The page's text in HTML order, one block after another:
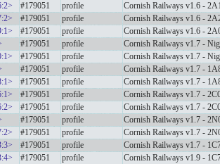
#179051 profile
Cornish Railways v1.6 -
#179051 profile
Cornish Railways v1.6 -
#179051 profile
Cornish Railways v1.6 -
#179051 profile
Cornish Railways v1.7 -
#179051 profile
Cornish Railways v1.7 -
#179051 profile
Cornish Railways v1.7 -
#179051 profile
Cornish Railways v1.7 -
#179051 profile
Cornish Railways v1.7 -
#179051 profile
Cornish Railways v1.7 -
#179051 profile
Cornish Railways v1.7 -
#179051 profile
Cornish Railways v1.7 -
#179051 profile
Cornish Railways v1.7 -
#179051 profile
Cornish Railways v1.9 -